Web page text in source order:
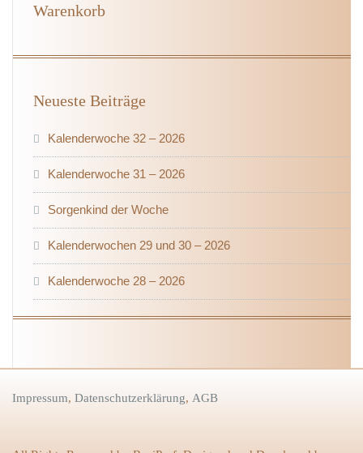
Warenkorb
Neueste Beiträge
Kalenderwoche 32 – 2026
Kalenderwoche 31 – 2026
Sorgenkind der Woche
Kalenderwochen 29 und 30 – 2026
Kalenderwoche 28 – 2026
Impressum, Datenschutzerklärung, AGB